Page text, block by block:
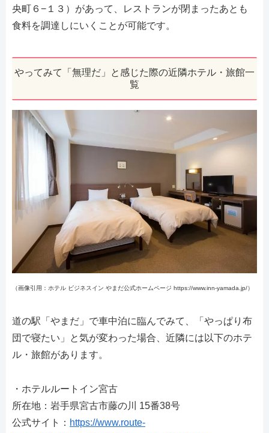
央町６−１３）があって、レストランが閉まったあとも
食料を調達しにいくことが可能です。
やってみて「無理だ」と感じた際の近隣ホテル・旅館一
覧
（画像引用：ホテル ビジネスイン やまだ公式ホームページ https://www.inn-yamada.jp/）
道の駅「やまだ」で車中泊に臨んでみて、「やっぱり布
団で寝たい」と気が変わった場合、近隣には以下のホテ
ル・旅館があります。
・ホテルルートイン宮古
所在地：岩手県宮古市藤の川 15番38号
公式サイト： https://www.route-